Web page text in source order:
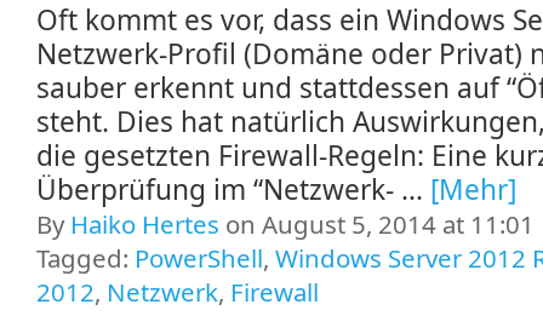
Oft kommt es vor, dass ein Windows
Netzwerk-Profil (Domäne oder Privat)
sauber erkennt und stattdessen auf
steht. Dies hat natürlich
die gesetzten Firewall-Regeln: Eine
Überprüfung im “Netzwerk- ... [Mehr]
By Haiko Hertes on August 5, 2014 at 11:01
Tagged: PowerShell, Windows Server 2012
2012, Netzwerk, Firewall